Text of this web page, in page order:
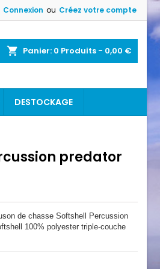
Connexion ou Créez votre compte
Panier 0 Produits - 0,00 €
DESTOCKAGE
predator
de chasse Softshell Percussion
100% polyester triple-couche